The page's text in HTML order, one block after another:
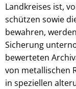
Landkreises ist,
schützen sowie
bewahren,
Sicherung
bewerteten
von metallischen
in speziellen